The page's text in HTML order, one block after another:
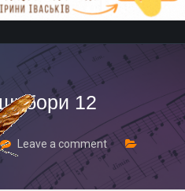
12
Leave a comment